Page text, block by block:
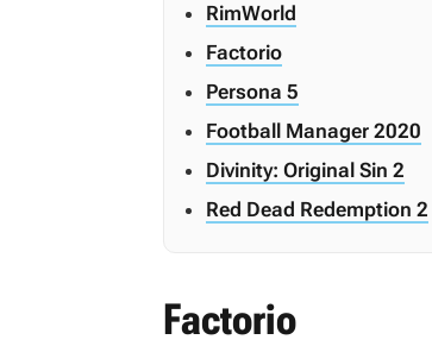
RimWorld
Factorio
Persona 5
Football Manager 2020
Divinity: Original Sin 2
Red Dead Redemption 2
Factorio